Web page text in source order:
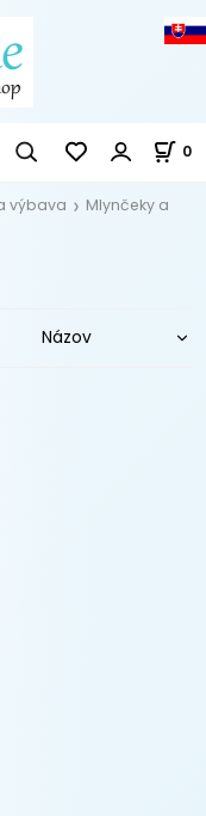
0
výbava
Mlynčeky a